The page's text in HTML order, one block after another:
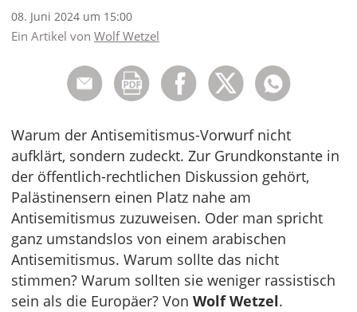
08. Juni 2024 um 15:00
Ein Artikel von Wolf Wetzel
Warum der Antisemitismus-Vorwurf nicht
aufklärt, sondern zudeckt. Zur Grundkonstante in
der öffentlich-rechtlichen Diskussion gehört,
Palästinensern einen Platz nahe am
Antisemitismus zuzuweisen. Oder man spricht
ganz umstandslos von einem arabischen
Antisemitismus. Warum sollte das nicht
stimmen? Warum sollten sie weniger rassistisch
sein als die Europäer? Von Wolf Wetzel.